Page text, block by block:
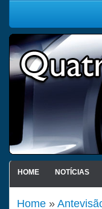
HOME NOTÍCIAS
Home »